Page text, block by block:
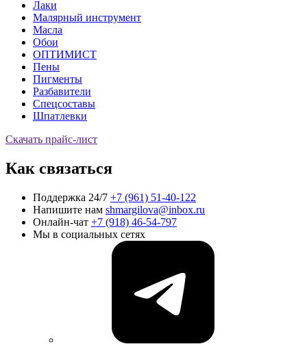
Лаки
Малярный инструмент
Масла
Обои
ОПТИМИСТ
Пены
Пигменты
Разбавители
Спецсоставы
Шпатлевки
Скачать прайс-лист
Как связаться
Поддержка 24/7 +7 (961) 51-40-122
Напишите нам shmargilova@inbox.ru
Онлайн-чат +7 (918) 46-54-797
Мы в социальных сетях